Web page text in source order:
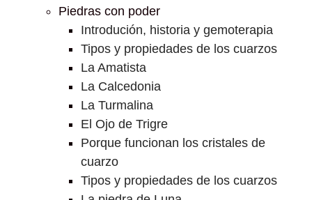
Piedras con poder
Introdución, historia y gemoterapia
Tipos y propiedades de los cuarzos
La Amatista
La Calcedonia
La Turmalina
El Ojo de Trigre
Porque funcionan los cristales de
cuarzo
Tipos y propiedades de los cuarzos